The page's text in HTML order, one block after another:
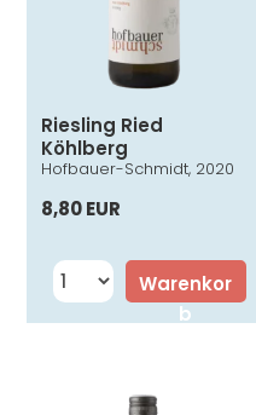
Riesling Ried
Köhlberg
Hofbauer-Schmidt, 2020
8,80 EUR
Warenkor
b